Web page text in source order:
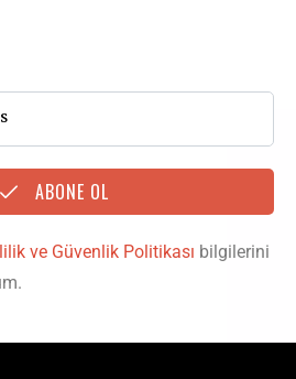
ABONE OL
ve Güvenlik Politikası bilgilerini